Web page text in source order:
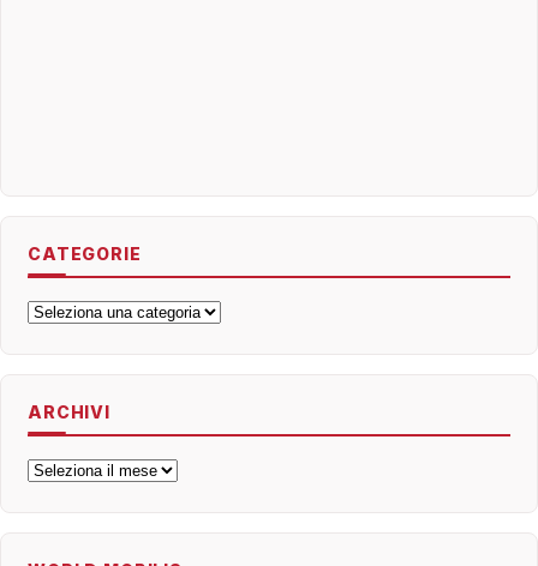
CATEGORIE
Categorie
ARCHIVI
Archivi